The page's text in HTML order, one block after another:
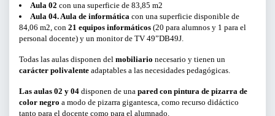
Aula 02 con una superficie de 83,85 m2
Aula 04. Aula de informática con una superficie disponible de
84,06 m2, con 21 equipos informáticos (20 para alumnos y 1 para el
personal docente) y un monitor de TV 49”DB49J.
Todas las aulas disponen del mobiliario necesario y tienen un
carácter polivalente adaptables a las necesidades pedagógicas.
Las aulas 02 y 04 disponen de una pared con pintura de pizarra de
color negro a modo de pizarra gigantesca, como recurso didáctico
tanto para el docente como para el alumnado.